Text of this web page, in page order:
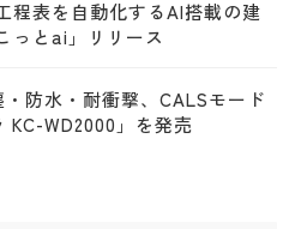
表を自動化するAI搭載の建
っとai」リリース
防水・耐衝撃、CALSモード
KC-WD2000」を発売